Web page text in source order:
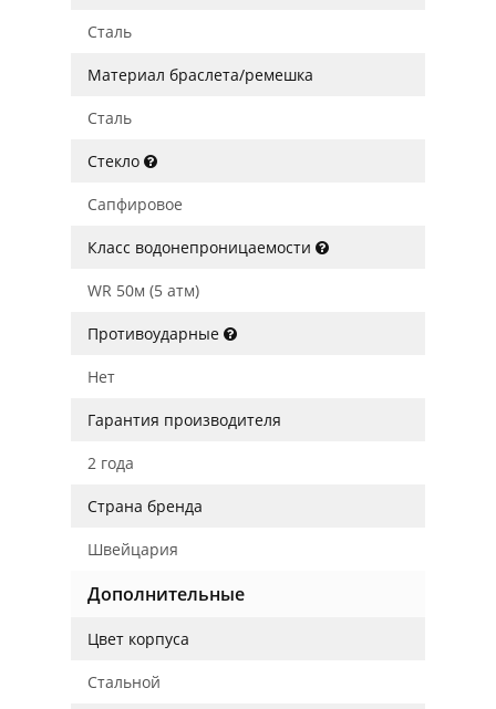
Сталь
Материал браслета/ремешка
Сталь
Стекло
Сапфировое
Класс водонепроницаемости
WR 50м (5 атм)
Противоударные
Нет
Гарантия производителя
2 года
Страна бренда
Швейцария
Дополнительные
Цвет корпуса
Стальной